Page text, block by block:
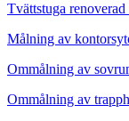
Tvättstuga
Målning av
Ommålning av
Ommålning av